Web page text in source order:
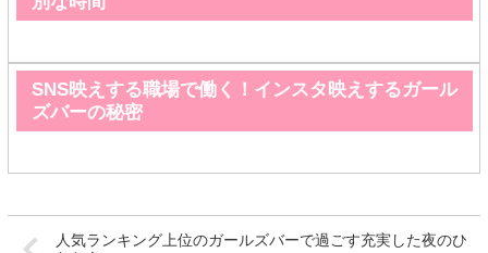
SNS映えする職場で働く！インスタ映えするガール
ズバーの秘密
人気ランキング上位のガールズバーで過ごす充実した夜のひ